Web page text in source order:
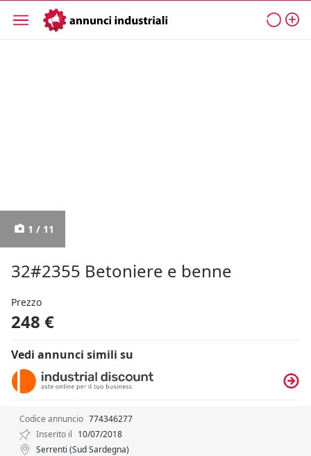
1 / 11
32#2355 Betoniere e benne
Prezzo
248 €
Vedi annunci simili su
Codice annuncio 774346277
Inserito il 10/07/2018
Serrenti (Sud Sardegna)